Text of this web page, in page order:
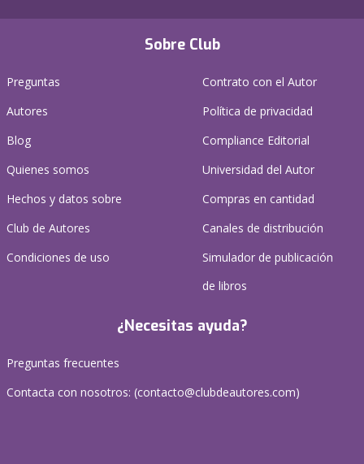
Sobre Club
Preguntas
Autores
Blog
Quienes somos
Hechos y datos sobre
Club de Autores
Condiciones de uso
Contrato con el Autor
Política de privacidad
Compliance Editorial
Universidad del Autor
Compras en cantidad
Canales de distribución
Simulador de publicación
de libros
¿Necesitas ayuda?
Preguntas frecuentes
Contacta con nosotros: (contacto@clubdeautores.com)